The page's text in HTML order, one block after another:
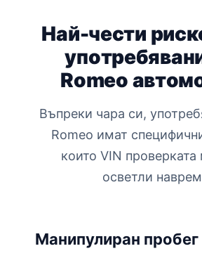
Най-чести
Romeo
Въпреки чара си,
Romeo имат
които VIN
осветли
Манипулиран пробег